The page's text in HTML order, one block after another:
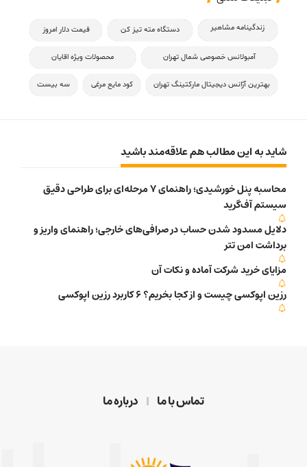
زندگینامه مشاهیر دستگاه مته تیز کن قیمت دلار امروز
آمبولانس خصوصی شمال تهران محصولات ویژه اقایان
بهترین آژانس دیجیتال مارکتینگ تهران کود مایع مرغی سه بیست
شاید به این مطالب هم علاقه‌مند باشید
محاسبه پنل خورشیدی؛ راهنمای 7 مرحله‌ای برای طراحی دقیق
سیستم آف‌گرید
دلایل مسدود شدن حساب در صرافی‌های خارجی؛ راهنمای واریز و
برداشت امن تتر
مزایای خرید شرکت آماده و نکات آن
رزین اپوکسی چیست و از کجا بخریم؟ 6 کاربرد رزین اپوکسی
تماس با ما درباره ما